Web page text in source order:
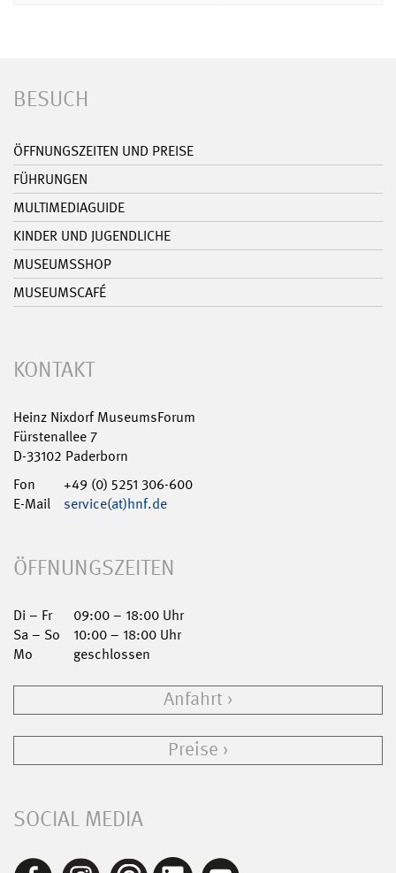
BESUCH
ÖFFNUNGSZEITEN UND PREISE
FÜHRUNGEN
MULTIMEDIAGUIDE
KINDER UND JUGENDLICHE
MUSEUMSSHOP
MUSEUMSCAFÉ
KONTAKT
Heinz Nixdorf MuseumsForum
Fürstenallee 7
D-33102 Paderborn
Fon
+49 (0) 5251 306-600
E-Mail
service(at)hnf.de
ÖFFNUNGSZEITEN
Di – Fr
09:00 – 18:00 Uhr
Sa – So
10:00 – 18:00 Uhr
Mo
geschlossen
Anfahrt
Preise
SOCIAL MEDIA